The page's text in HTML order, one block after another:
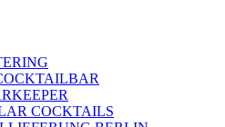
COCKTAILS